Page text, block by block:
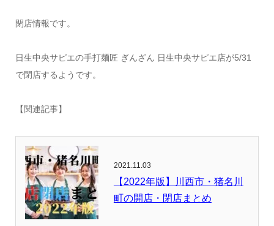
閉店情報です。
日生中央サピエの手打麺匠 ぎんざん 日生中央サピエ店が5/31
で閉店するようです。
【関連記事】
2021.11.03
【2022年版】川西市・猪名川
町の開店・閉店まとめ